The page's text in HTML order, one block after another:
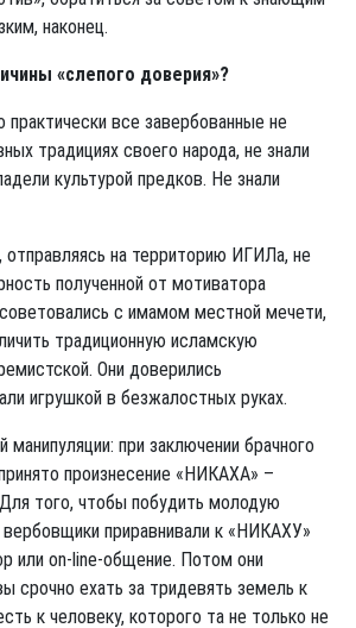
наконец.
«слепого доверия»?
все завербованные не
традициях своего народа, не знали
культурой предков. Не знали
отправляясь на территорию ИГИЛа, не
полученной от мотиватора
с имамом местной мечети,
традиционную исламскую
Они доверились
иг­рушкой в безжалостных руках.
при заключении брачного
произнесение «НИКАХА» –
того, чтобы побудить молодую
приравнивали к «НИКАХУ»
или on-line-общение. Потом они
срочно ехать за тридевять земель к
к человеку, которого та не только не